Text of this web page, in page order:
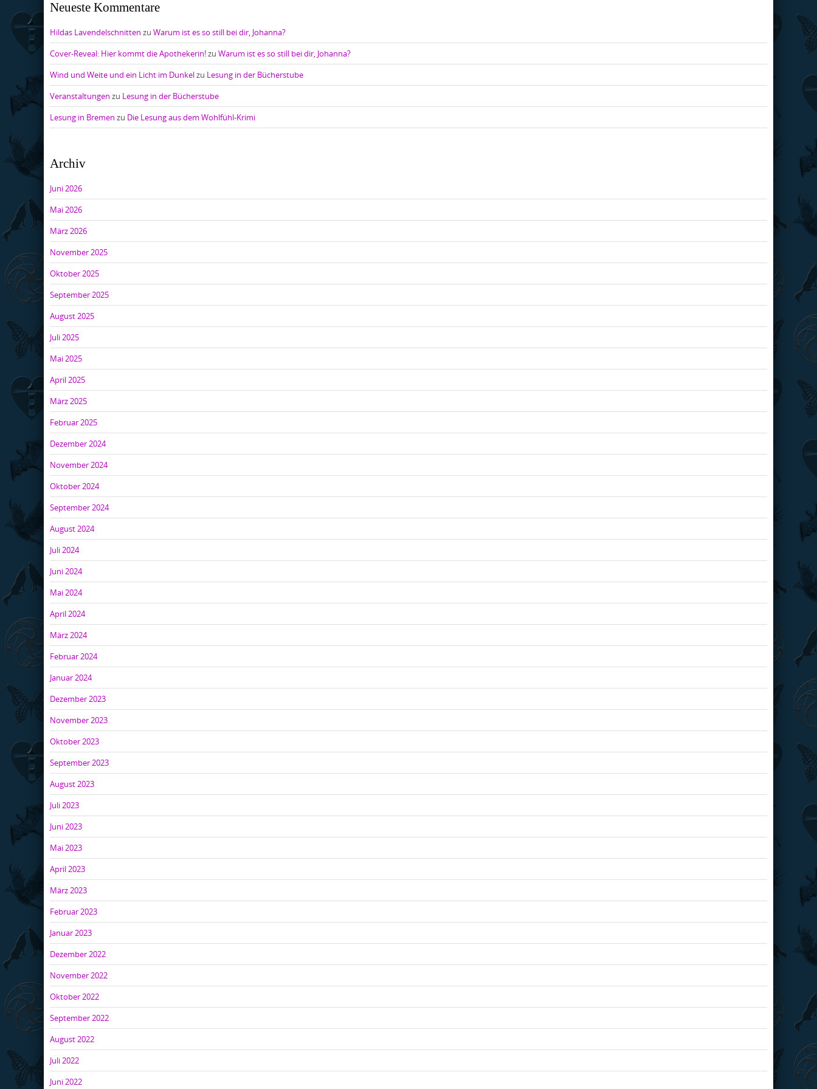
Neueste Kommentare
Hildas Lavendelschnitten zu Warum ist es so still bei dir, Johanna?
Cover-Reveal: Hier kommt die Apothekerin!zu Warum ist es so still bei dir, Johanna?
Wind und Weite und ein Licht im Dunkelzu Lesung in der Bücherstube
Veranstaltungen zu Lesung in der Bücherstube
Lesung in Bremen zu Die Lesung aus dem Wohlfühl-Krimi
Archiv
Juni 2026
Mai 2026
März 2026
November 2025
Oktober 2025
September 2025
August 2025
Juli 2025
Mai 2025
April 2025
März 2025
Februar 2025
Dezember 2024
November 2024
Oktober 2024
September 2024
August 2024
Juli 2024
Juni 2024
Mai 2024
April 2024
März 2024
Februar 2024
Januar 2024
Dezember 2023
November 2023
Oktober 2023
September 2023
August 2023
Juli 2023
Juni 2023
Mai 2023
April 2023
März 2023
Februar 2023
Januar 2023
Dezember 2022
November 2022
Oktober 2022
September 2022
August 2022
Juli 2022
Juni 2022